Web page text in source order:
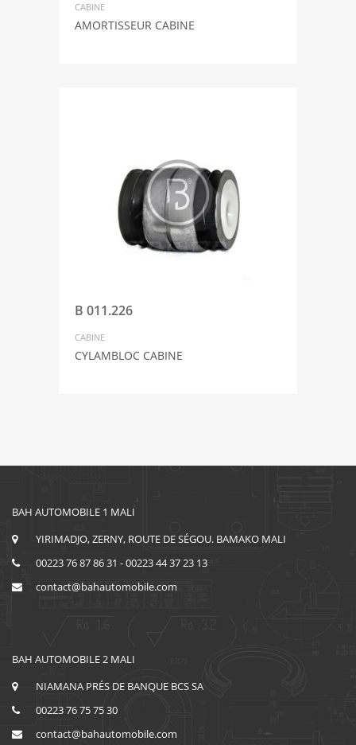
CABINE
AMORTISSEUR CABINE
B 011.226
CABINE
CYLAMBLOC CABINE
BAH AUTOMOBILE 1 MALI
YIRIMADJO, ZERNY, ROUTE DE SÉGOU. BAMAKO MALI
00223 76 87 86 31 - 00223 44 37 23 13
contact@bahautomobile.com
BAH AUTOMOBILE 2 MALI
NIAMANA PRÉS DE BANQUE BCS SA
00223 76 75 75 30
contact@bahautomobile.com